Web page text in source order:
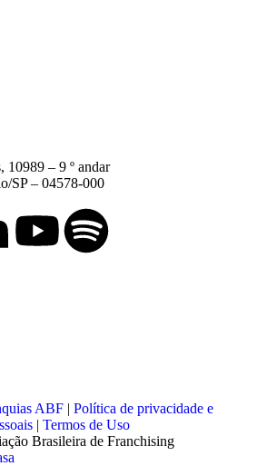
10989 – 9 º andar
SP – 04578-000
ABF | Política de privacidade e
| Termos de Uso
Brasileira de Franchising